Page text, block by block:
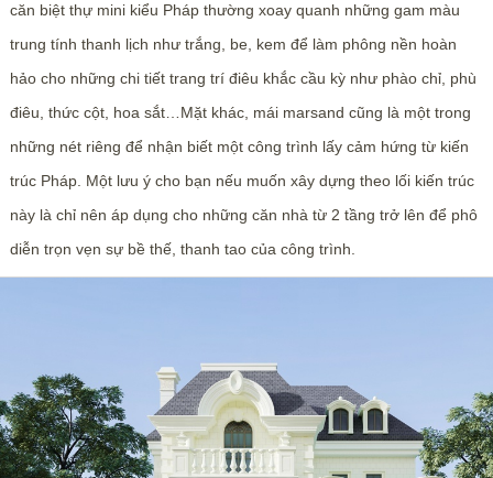
căn biệt thự mini kiểu Pháp thường xoay quanh những gam màu
trung tính thanh lịch như trắng, be, kem để làm phông nền hoàn
hảo cho những chi tiết trang trí điêu khắc cầu kỳ như phào chỉ, phù
điêu, thức cột, hoa sắt…Mặt khác, mái marsand cũng là một trong
những nét riêng để nhận biết một công trình lấy cảm hứng từ kiến
trúc Pháp. Một lưu ý cho bạn nếu muốn xây dựng theo lối kiến trúc
này là chỉ nên áp dụng cho những căn nhà từ 2 tầng trở lên để phô
diễn trọn vẹn sự bề thế, thanh tao của công trình.